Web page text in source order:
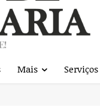
Mais Serviços